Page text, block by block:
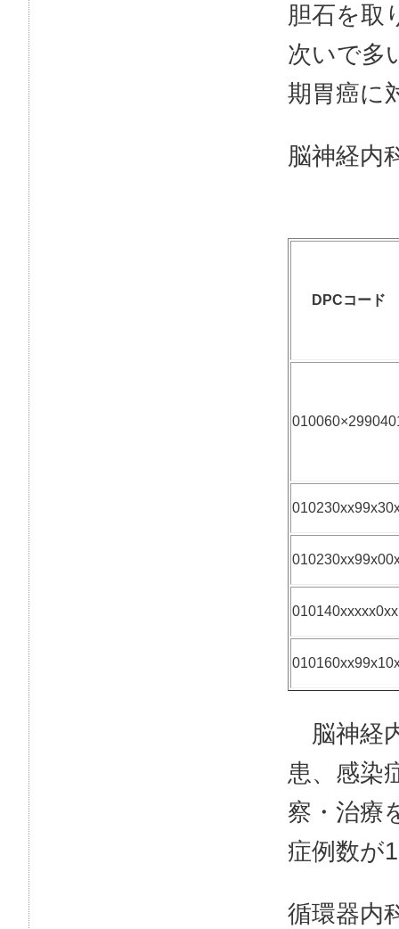
胆石を取
次いで多
期胃癌に
脳神経内
DPCコード
010140xxxxx0xx
脳神経
患、感染
察・治療
症例数が
循環器内